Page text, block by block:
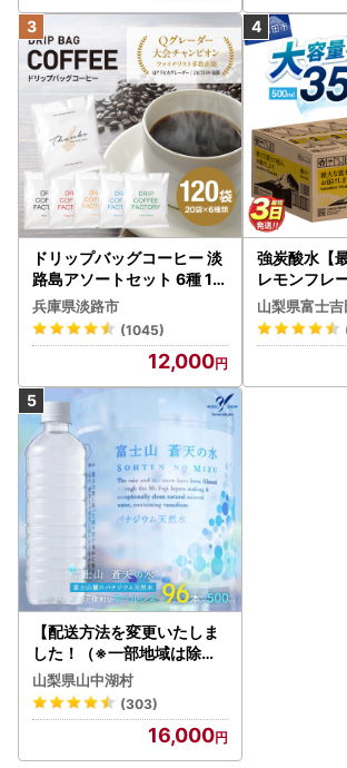
ドリップバッグコーヒー 淡
路島アソートセット 6種 12
0袋 飲み比べ コーヒー
兵庫県淡路市
(1045)
12,000
強炭酸水【
レモンフレ
0ml 【富士
トン】炭酸
山梨県富士
【配送方法を変更いたしま
した！（※一部地域は除く
）】＜ラベルレス＞富士山
蒼天の水 500ml×96本（４
ケース）YC001
山梨県山中湖村
(303)
16,000